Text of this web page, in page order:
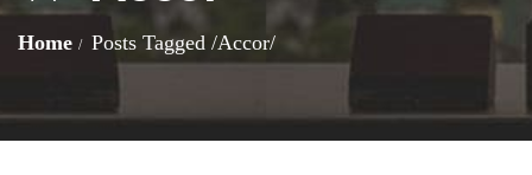
Home Posts Tagged /Accor/